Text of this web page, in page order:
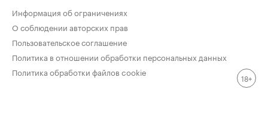
Информация об ограничениях
О соблюдении авторских прав
Пользовательское соглашение
Политика в отношении обработки персональных данных
Политика обработки файлов cookie
18+